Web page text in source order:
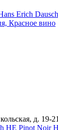
Erich
Красное вино
д. 19-